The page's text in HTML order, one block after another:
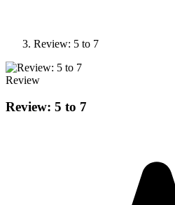
Review: 5 to 7
Review
Review: 5 to 7